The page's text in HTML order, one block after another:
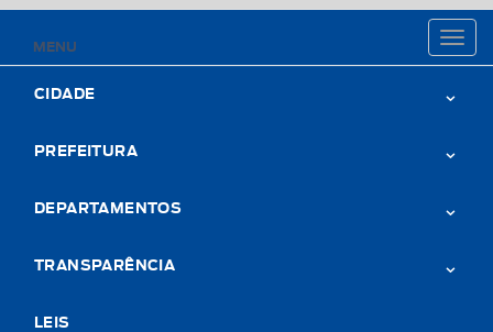
MENU
Toggle
CIDADE
PREFEITURA
DEPARTAMENTOS
TRANSPARÊNCIA
LEIS